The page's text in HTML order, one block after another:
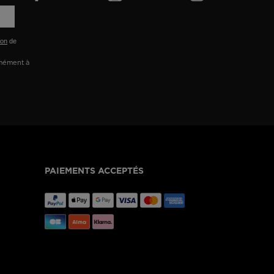
de
à
PAIEMENTS ACCEPTÉS